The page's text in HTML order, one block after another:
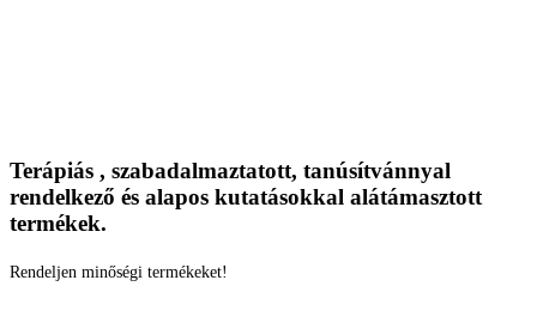
Terápiás , szabadalmaztatott, tanúsítvánnyal
rendelkező és alapos kutatásokkal alátámasztott
termékek.
Rendeljen minőségi termékeket!